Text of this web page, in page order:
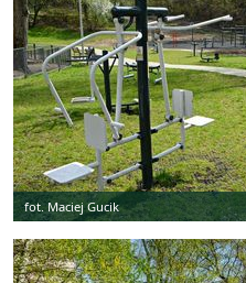
fot. Maciej Gucik